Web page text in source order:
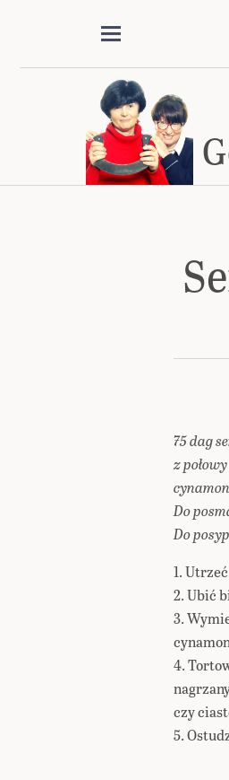
75 dag
z
Do
Do
1.
2. Ubić
3.
4.
czy
5.